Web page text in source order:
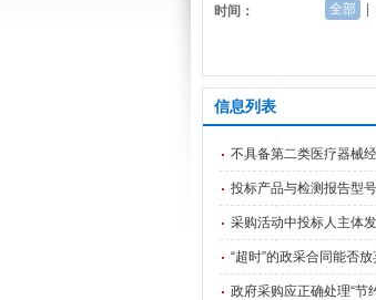
时间： 全部
信息列表
不具备第二类医疗器械
投标产品与检测报告型
采购活动中投标人主体
“超时”的政采合同能否放
政府采购应正确处理“节